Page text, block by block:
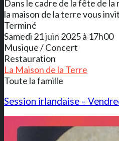
Dans le cadre de la fête de la
la maison de la terre vous
Terminé
Samedi 21 juin 2025 à 17h00
Musique / Concert
Restauration
La Maison de la Terre
Toute la famille
Session irlandaise –